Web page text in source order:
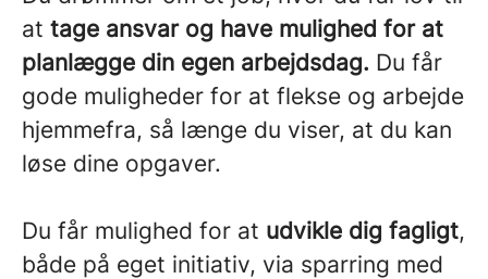
at tage ansvar og have mulighed for at
planlægge din egen arbejdsdag. Du får
gode muligheder for at flekse og arbejde
hjemmefra, så længe du viser, at du kan
løse dine opgaver.
Du får mulighed for at udvikle dig fagligt,
både på eget initiativ, via sparring med